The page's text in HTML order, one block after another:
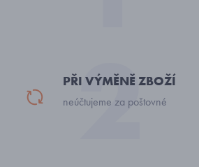
PŘI VÝMĚNĚ ZBOŽÍ
neúčtujeme za poštovné